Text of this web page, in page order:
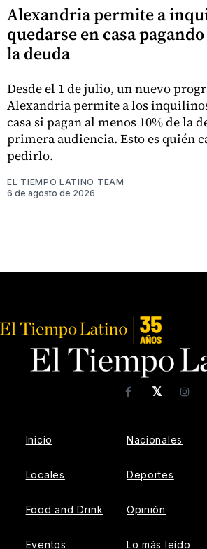
Alexandria permite a
quedarse en casa
la deuda
Desde el 1 de julio, un nuevo
Alexandria permite a los
casa si pagan al menos 10% de la
primera audiencia. Esto es quién
pedirlo.
EL TIEMPO LATINO TEAM
6 de agosto de 2026
𝕏
Facebook
Inicio
Locales
Food and Drink
Eventos
Nacionales
Deportes
Opinión
Lo más leído